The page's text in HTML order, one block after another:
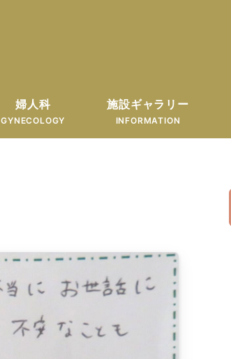
婦人科
GYNECOLOGY
施設ギャラリー
INFORMATION